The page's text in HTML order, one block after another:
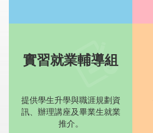
實習就業輔導組
提供學生升學與職涯規劃資
訊、辦理講座及畢業生就業
推介。